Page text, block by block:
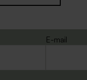
E-mail